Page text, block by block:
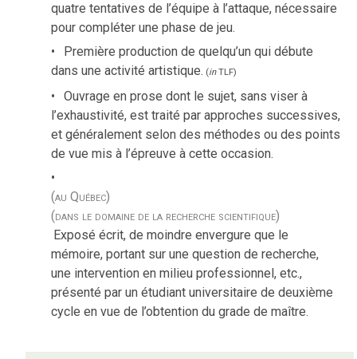
quatre tentatives de l’équipe à l’attaque, nécessaire
pour compléter une phase de jeu.
Première production de quelqu’un qui débute
dans une activité artistique. (inTLF)
Ouvrage en prose dont le sujet, sans viser à
l’exhaustivité, est traité par approches successives,
et généralement selon des méthodes ou des points
de vue mis à l’épreuve à cette occasion.
(au Québec)
(dans le domaine de la recherche scientifique)
Exposé écrit, de moindre envergure que le
mémoire, portant sur une question de recherche,
une intervention en milieu professionnel, etc.,
présenté par un étudiant universitaire de deuxième
cycle en vue de l’obtention du grade de maître.